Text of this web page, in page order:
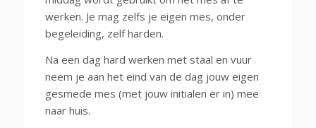
werken. Je mag zelfs je eigen mes, onder
begeleiding, zelf harden.
Na een dag hard werken met staal en vuur
neem je aan het eind van de dag jouw eigen
gesmede mes (met jouw initialen er in) mee
naar huis.